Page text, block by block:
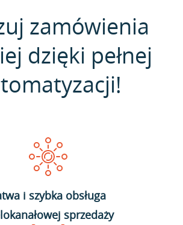
zamówienia
dzięki pełnej
i szybka obsługa
sprzedaży